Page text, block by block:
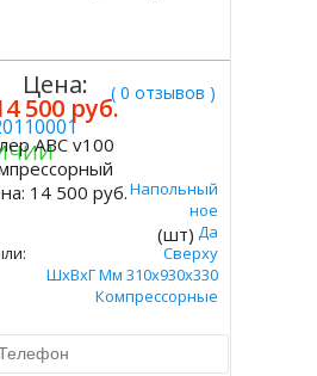
( 0 отзывов )
Напольный
Компрессорное
Да
Сверху
ШхВхГ Мм 310х930х330
Компрессорные
Цена:
500 руб.
ABC v100
14 500 руб.
(шт)